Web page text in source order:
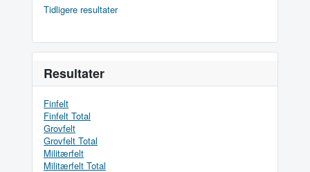
Tidligere resultater
Resultater
Finfelt
Finfelt Total
Grovfelt
Grovfelt Total
Militærfelt
Militærfelt Total